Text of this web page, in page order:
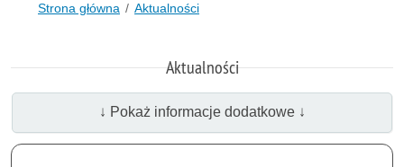
Strona główna Aktualności
Aktualności
↓ Pokaż informacje dodatkowe ↓